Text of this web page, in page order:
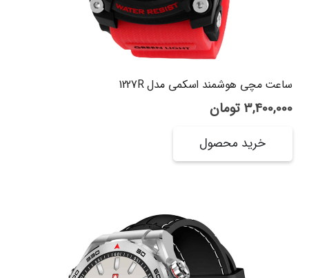
ساعت مچی هوشمند اسکمی مدل 1227R
3,400,000 تومان
خرید محصول